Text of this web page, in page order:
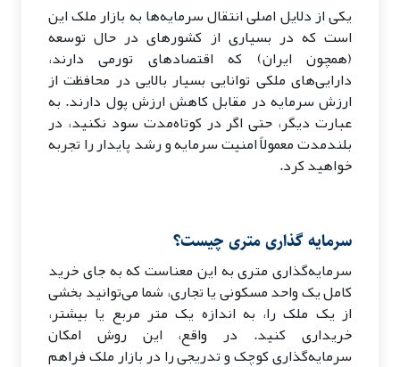
یکی از دلایل اصلی انتقال سرمایه‌ها به بازار ملک این
است که در بسیاری از کشورهای در حال توسعه
(همچون ایران) که اقتصادهای تورمی دارند،
دارایی‌های ملکی توانایی بسیار بالایی در محافظت از
ارزش سرمایه در مقابل کاهش ارزش پول دارند. به
عبارت دیگر، حتی اگر در کوتاه‌مدت سود نکنید، در
بلندمدت معمولاً امنیت سرمایه و رشد پایدار را تجربه
خواهید کرد.
سرمایه گذاری متری چیست؟
سرمایه‌گذاری متری به این معناست که به جای خرید
کامل یک واحد مسکونی یا تجاری، شما می‌توانید بخشی
از یک ملک را، به اندازه یک متر مربع یا بیشتر،
خریداری کنید. در واقع، این روش امکان
سرمایه‌گذاری کوچک و تدریجی را در بازار ملک فراهم